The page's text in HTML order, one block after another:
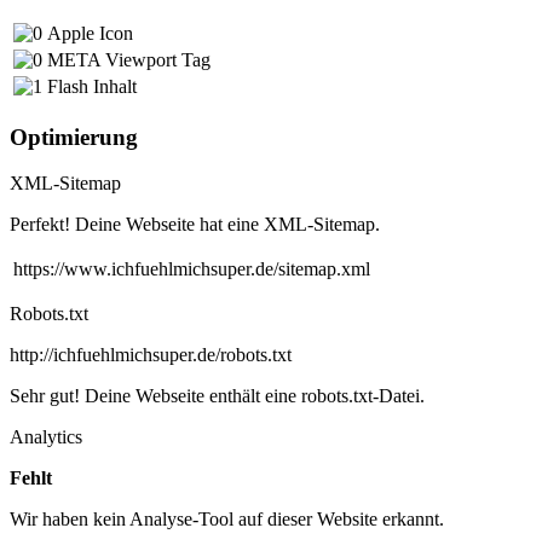
Apple Icon
META Viewport Tag
Flash Inhalt
Optimierung
XML-Sitemap
Perfekt! Deine Webseite hat eine XML-Sitemap.
https://www.ichfuehlmichsuper.de/sitemap.xml
Robots.txt
http://ichfuehlmichsuper.de/robots.txt
Sehr gut! Deine Webseite enthält eine robots.txt-Datei.
Analytics
Fehlt
Wir haben kein Analyse-Tool auf dieser Website erkannt.